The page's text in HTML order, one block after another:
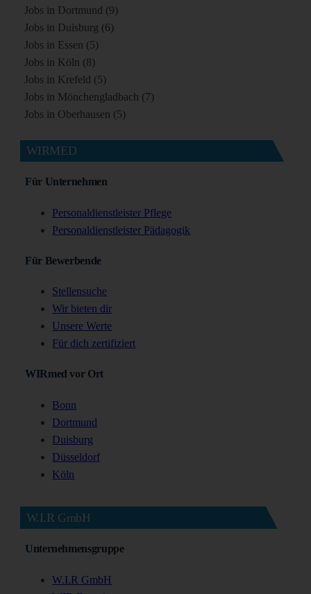
Jobs in Dortmund (9)
Jobs in Duisburg (6)
Jobs in Essen (5)
Jobs in Köln (8)
Jobs in Krefeld (5)
Jobs in Mönchengladbach (7)
Jobs in Oberhausen (5)
WIRMED
Für Unternehmen
Personaldienstleister Pflege
Personaldienstleister Pädagogik
Für Bewerbende
Stellensuche
Wir bieten dir
Unsere Werte
Für dich zertifiziert
WIRmed vor Ort
Bonn
Dortmund
Duisburg
Düsseldorf
Köln
W.I.R GmbH
Unternehmensgruppe
W.I.R GmbH